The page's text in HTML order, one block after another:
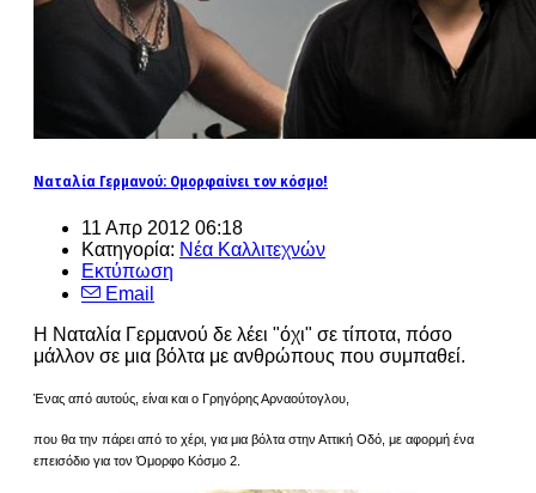
Ναταλία Γερμανού: Ομορφαίνει τον κόσμο!
11 Απρ 2012 06:18
Κατηγορία: Νέα Καλλιτεχνών
Εκτύπωση
Email
Η Ναταλία Γερμανού δε λέει "όχι" σε τίποτα, πόσο
μάλλον σε μια βόλτα με ανθρώπους που συμπαθεί.
Ένας από αυτούς, είναι και ο Γρηγόρης Αρναούτογλου,
που θα την πάρει από το χέρι, για μια βόλτα στην Αττική Οδό, με αφορμή ένα
επεισόδιο για τον Όμορφο Κόσμο 2.